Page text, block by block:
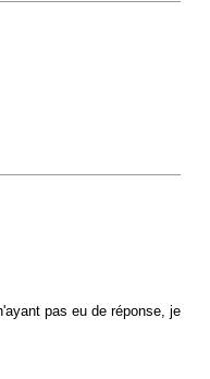
pas eu de réponse, je